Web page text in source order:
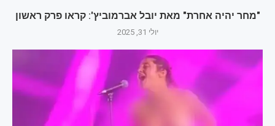
"מחר יהיה אחרת" מאת יובל אברמוביץ': קראו פרק ראשון
יולי 31, 2025